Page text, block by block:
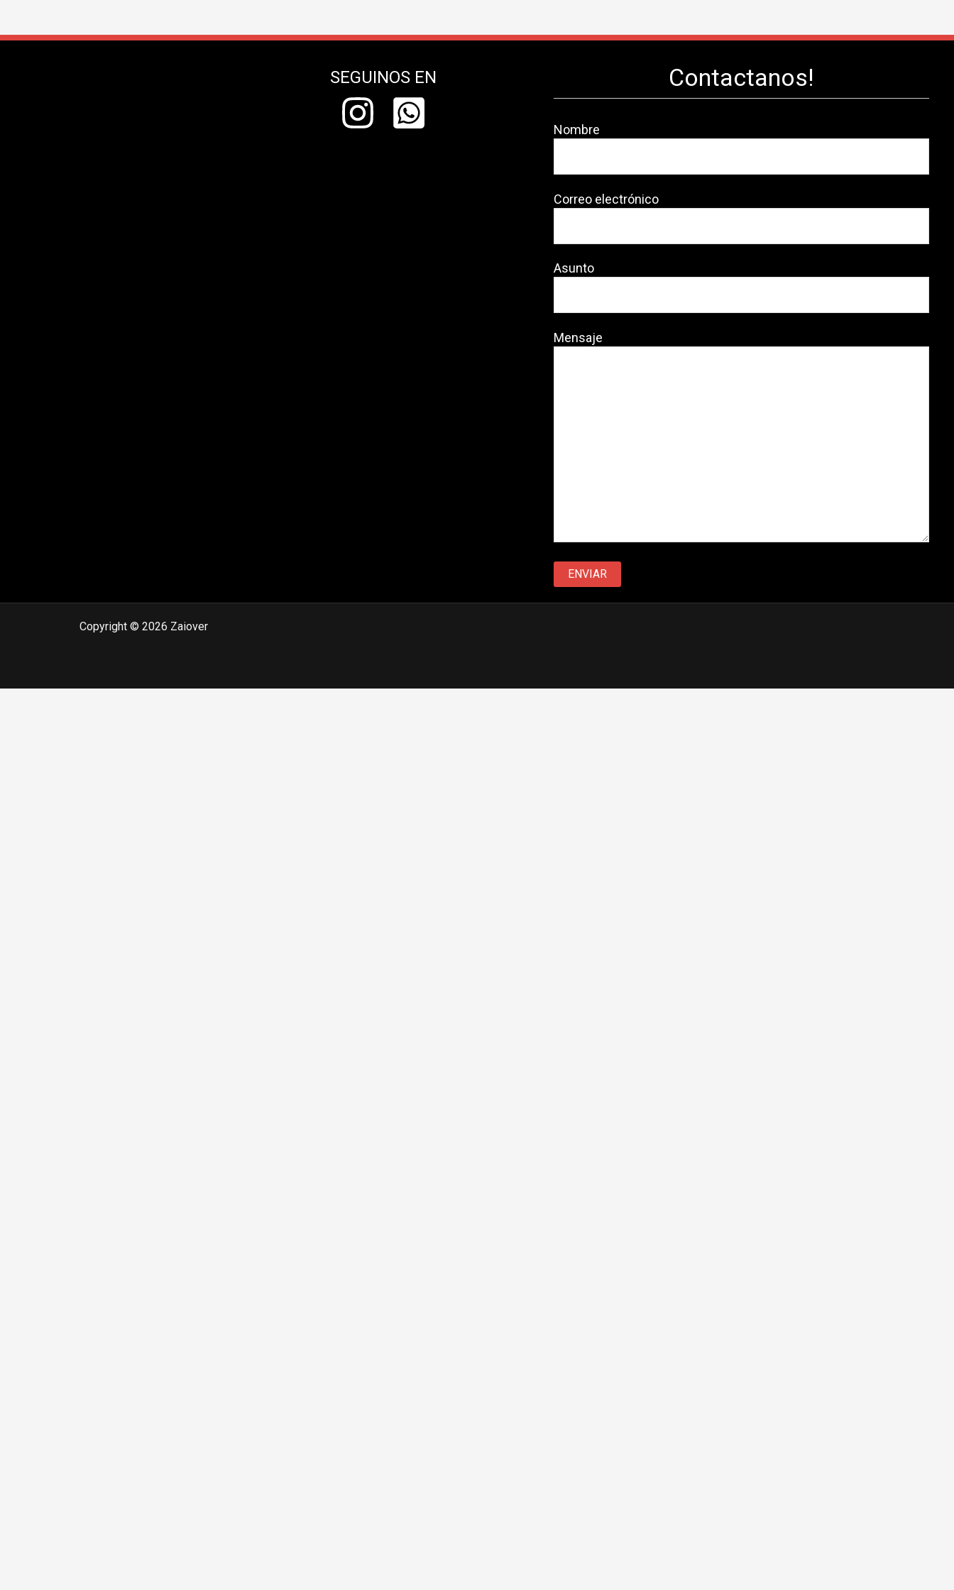
SEGUINOS EN Contactanos!
Nombre
Correo electrónico
Asunto
Mensaje
Copyright © 2026 Zaiover